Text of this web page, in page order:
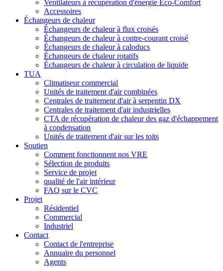
Ventilateurs à récupération d'énergie Eco-Comfort
Accessoires
Échangeurs de chaleur
Échangeurs de chaleur à flux croisés
Échangeurs de chaleur à contre-courant croisé
Échangeurs de chaleur à caloducs
Échangeurs de chaleur rotatifs
Échangeurs de chaleur à circulation de liquide
TUA
Climatiseur commercial
Unités de traitement d'air combinées
Centrales de traitement d'air à serpentin DX
Centrales de traitement d'air industrielles
CTA de récupération de chaleur des gaz d'échappement
à condensation
Unités de traitement d'air sur les toits
Soutien
Comment fonctionnent nos VRE
Sélection de produits
Service de projet
qualité de l'air intérieur
FAQ sur le CVC
Projet
Résidentiel
Commercial
Industriel
Contact
Contact de l'entreprise
Annuaire du personnel
Agents